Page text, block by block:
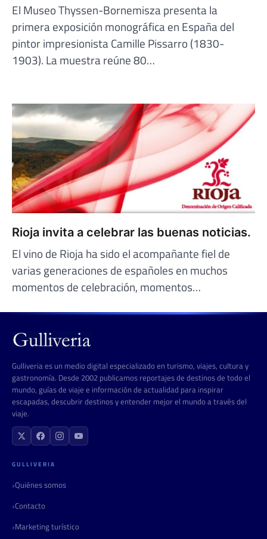
El Museo Thyssen-Bornemisza presenta la
primera exposición monográfica en España del
pintor impresionista Camille Pissarro (1830-
1903). La muestra reúne 80…
Rioja invita a celebrar las buenas noticias.
El vino de Rioja ha sido el acompañante fiel de
varias generaciones de españoles en muchos
momentos de celebración, momentos…
Gulliveria es un medio digital especializado en turismo, viajes, cultura y
gastronomía. Desde 2002 publicamos reportajes de destinos de todo el
mundo, guías de viaje e información de actualidad para inspirar
escapadas, descubrir destinos y entender mejor el mundo a través del
viaje.
GULLIVERIA
Quiénes somos
Contacto
Marketing turístico